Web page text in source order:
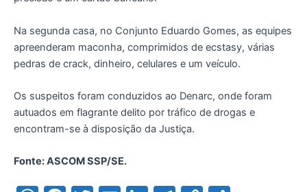
Na segunda casa, no Conjunto Eduardo Gomes, as equipes
apreenderam maconha, comprimidos de ecstasy, várias
pedras de crack, dinheiro, celulares e um veículo.
Os suspeitos foram conduzidos ao Denarc, onde foram
autuados em flagrante delito por tráfico de drogas e
encontram-se à disposição da Justiça.
Fonte: ASCOM SSP/SE.